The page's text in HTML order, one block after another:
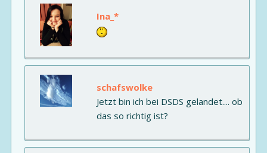
Ina_*
schafswolke
Jetzt bin ich bei DSDS gelandet.... ob
das so richtig ist?